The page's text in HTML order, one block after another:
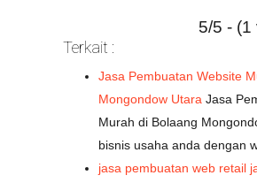
5/5 - (1
Terkait :
Jasa Pembuatan Website
Mongondow Utara Jasa
Murah di Bolaang
bisnis usaha anda dengan
jasa pembuatan web retail